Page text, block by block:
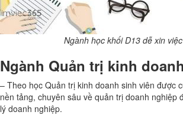
Ngành học khối D13 dễ xin
Ngành Quản trị kinh doanh
– Theo học Quản trị kinh doanh sinh viên được
nền tảng, chuyên sâu về quản trị doanh nghiệp
lý doanh nghiệp.